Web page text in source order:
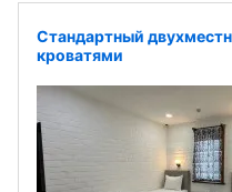
Стандартный
кроватями